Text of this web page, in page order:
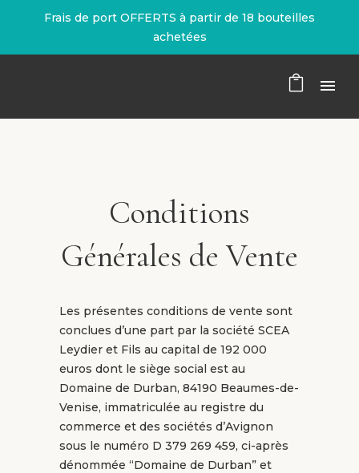
Frais de port OFFERTS à partir de 18 bouteilles
achetées
Conditions
Générales de Vente
Les présentes conditions de vente sont
conclues d’une part par la société SCEA
Leydier et Fils au capital de 192 000
euros dont le siège social est au
Domaine de Durban, 84190 Beaumes-de-
Venise, immatriculée au registre du
commerce et des sociétés d’Avignon
sous le numéro D 379 269 459, ci-après
dénommée “Domaine de Durban” et